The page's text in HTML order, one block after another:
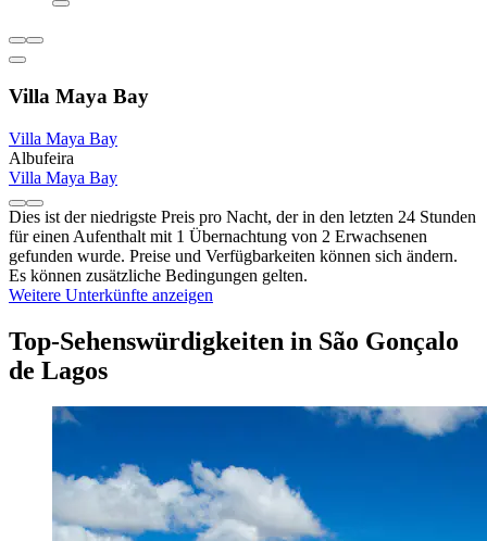
Villa Maya Bay
Villa Maya Bay
Albufeira
Villa Maya Bay
Dies ist der niedrigste Preis pro Nacht, der in den letzten 24 Stunden
für einen Aufenthalt mit 1 Übernachtung von 2 Erwachsenen
gefunden wurde. Preise und Verfügbarkeiten können sich ändern.
Es können zusätzliche Bedingungen gelten.
Weitere Unterkünfte anzeigen
Top-Sehenswürdigkeiten in São Gonçalo
de Lagos